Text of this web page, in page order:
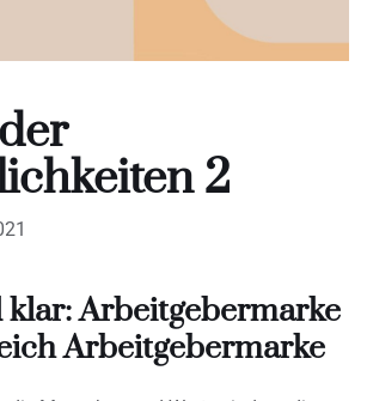
2
Arbeitgebermarke
Arbeitgebermarke